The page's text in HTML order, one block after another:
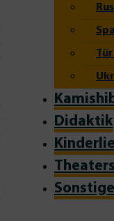
Didaktik
Sonstige